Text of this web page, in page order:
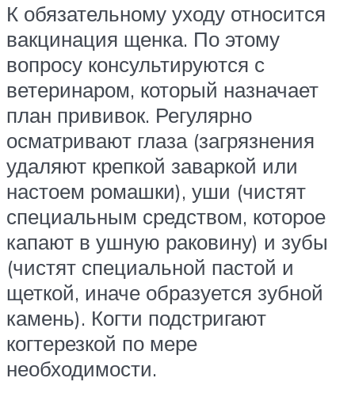
К обязательному уходу относится
вакцинация щенка. По этому
вопросу консультируются с
ветеринаром, который назначает
план прививок. Регулярно
осматривают глаза (загрязнения
удаляют крепкой заваркой или
настоем ромашки), уши (чистят
специальным средством, которое
капают в ушную раковину) и зубы
(чистят специальной пастой и
щеткой, иначе образуется зубной
камень). Когти подстригают
когтерезкой по мере
необходимости.